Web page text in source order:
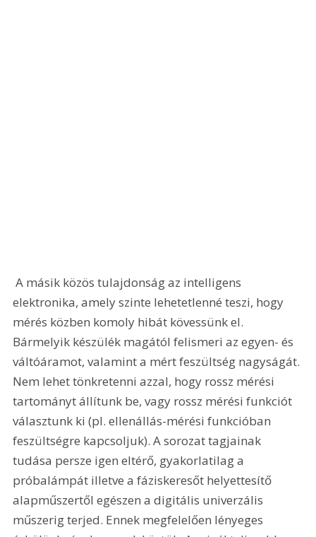
A másik közös tulajdonság az intelligens
elektronika, amely szinte lehetetlenné teszi, hogy
mérés közben komoly hibát kövessünk el.
Bármelyik készülék magától felismeri az egyen- és
váltóáramot, valamint a mért feszültség nagyságát.
Nem lehet tönkretenni azzal, hogy rossz mérési
tartományt állítunk be, vagy rossz mérési funkciót
választunk ki (pl. ellenállás-mérési funkcióban
feszültségre kapcsoljuk). A sorozat tagjainak
tudása persze igen eltérő, gyakorlatilag a
próbalámpát illetve a fáziskeresőt helyettesítő
alapműszertől egészen a digitális univerzális
műszerig terjed. Ennek megfelelően lényeges